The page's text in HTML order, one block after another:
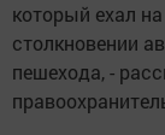
который ехал
столкновении
пешехода, -